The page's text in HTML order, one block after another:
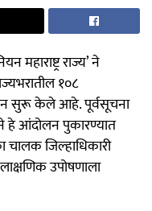
महाराष्ट्र राज्य’ ने
१०८
सुरू केले आहे. पूर्वसूचना
हे आंदोलन पुकारण्यात
जिल्हाधिकारी
उपोषणाला